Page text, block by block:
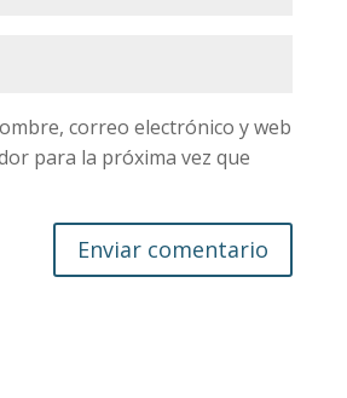
correo electrónico y web
para la próxima vez que